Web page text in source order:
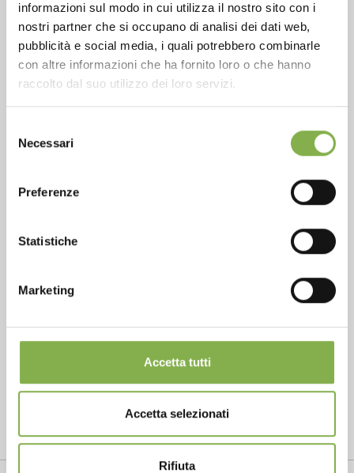
informazioni sul modo in cui utilizza il nostro sito con i
nostri partner che si occupano di analisi dei dati web,
pubblicità e social media, i quali potrebbero combinarle
con altre informazioni che ha fornito loro o che hanno
raccolto dal suo utilizzo dei loro servizi.
delNecessari
Preferenze
Statistiche
Marketing
Accetta tutti
Accetta selezionati
Rifiuta
Over 40 years of experience
Customized projects for plant and flower sales